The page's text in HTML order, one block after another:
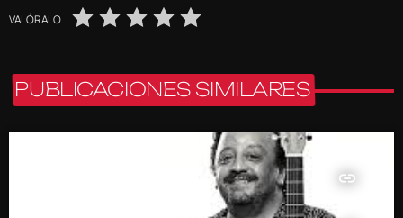
VALÓRALO
PUBLICACIONES SIMILARES
insert_link